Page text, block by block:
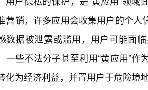
营销，许多应用会收集用户的个
数据被泄露或滥用，用户可能面
一些不法分子甚至利用“黄应用”
化为经济利益，并置用户于危险境